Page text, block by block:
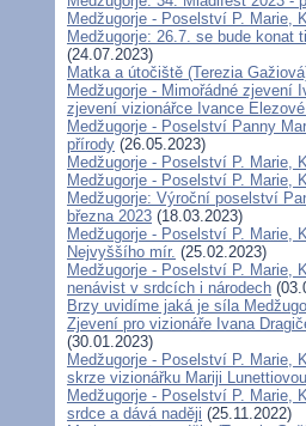
Medžugorje - Poselství P. Marie,
Medžugorje: 26.7. se bude
(24.07.2023)
Matka a útočiště (Terezia
Medžugorje - Mimořádné
zjevení vizionářce Ivance
Medžugorje - Poselství Panny
přírody (26.05.2023)
Medžugorje - Poselství P. Marie,
Medžugorje - Poselství P. Marie,
Medžugorje: Výroční poselství
března 2023 (18.03.2023)
Medžugorje - Poselství P. Marie,
Nejvyššího mír. (25.02.2023)
Medžugorje - Poselství P. Marie,
nenávist v srdcích i národech
Brzy uvidíme jaká je síla
Zjevení pro vizionáře Ivana
(30.01.2023)
Medžugorje - Poselství P. Marie,
skrze vizionářku Mariji
Medžugorje - Poselství P. Marie,
srdce a dává naději (25.11.2022)